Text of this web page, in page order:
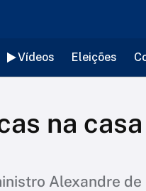
Vídeos Eleições
na
Alexandre